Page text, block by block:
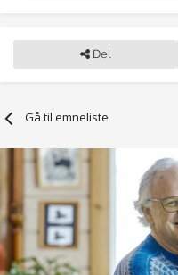
Del
Gå til emneliste